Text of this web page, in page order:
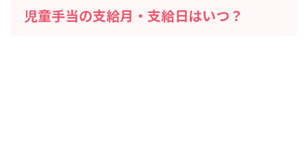
児童手当の支給月・支給日はいつ？